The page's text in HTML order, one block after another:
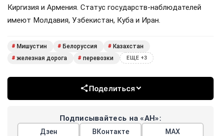
Киргизия и Армения. Статус государств-наблюдателей
имеют Молдавия, Узбекистан, Куба и Иран.
# Мишустин # Белоруссия # Казахстан
# железная дорога # перевозки ЕЩЕ +3
Поделиться
Подписывайтесь на «АН»:
Дзен ВКонтакте МАХ